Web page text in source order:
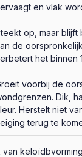
en vlak
op, maar blijft
de
het binnen
voorbij de
Dik,
Herstelt niet
terug te